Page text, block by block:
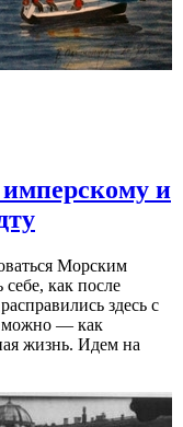
и
Морским
как после
здесь с
можно — как
жизнь. Идем на